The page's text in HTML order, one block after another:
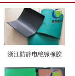
浙江防静电绝缘橡胶